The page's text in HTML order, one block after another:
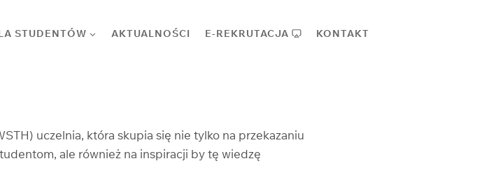
STUDENTÓW AKTUALNOŚCI E-REKRUTACJA KONTAKT
uczelnia, która skupia się nie tylko na przekazaniu
ale również na inspiracji by tę wiedzę